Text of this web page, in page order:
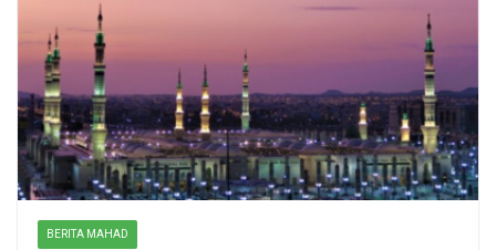
BERITA MAHAD